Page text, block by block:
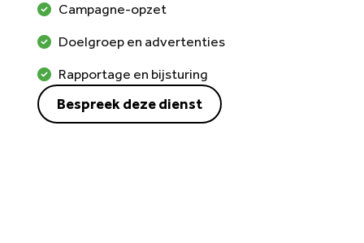
Campagne-opzet
Doelgroep en advertenties
Rapportage en bijsturing
Bespreek deze dienst